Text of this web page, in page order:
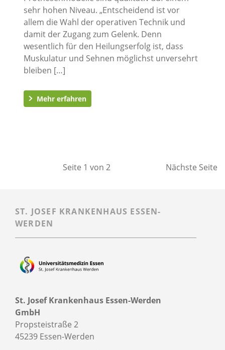
sehr hohen Niveau. „Entscheidend ist vor
allem die Wahl der operativen Technik und
damit der Zugang zum Gelenk. Denn
wesentlich für den Heilungserfolg ist, dass
Muskulatur und Sehnen möglichst unversehrt
bleiben […]
Mehr erfahren
Seite 1 von 2 Nächste Seite
ST. JOSEF KRANKENHAUS ESSEN-
WERDEN
St. Josef Krankenhaus Essen-Werden
GmbH
Propsteistraße 2
45239 Essen-Werden